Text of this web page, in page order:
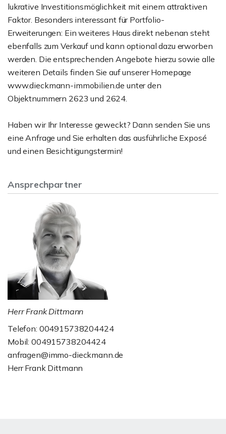
lukrative Investitionsmöglichkeit mit einem attraktiven
Faktor. Besonders interessant für Portfolio-
Erweiterungen: Ein weiteres Haus direkt nebenan steht
ebenfalls zum Verkauf und kann optional dazu erworben
werden. Die entsprechenden Angebote hierzu sowie alle
weiteren Details finden Sie auf unserer Homepage
www.dieckmann-immobilien.de unter den
Objektnummern 2623 und 2624.
Haben wir Ihr Interesse geweckt? Dann senden Sie uns
eine Anfrage und Sie erhalten das ausführliche Exposé
und einen Besichtigungstermin!
Ansprechpartner
Herr Frank Dittmann
Telefon: 004915738204424
Mobil: 004915738204424
anfragen@immo-dieckmann.de
Herr Frank Dittmann